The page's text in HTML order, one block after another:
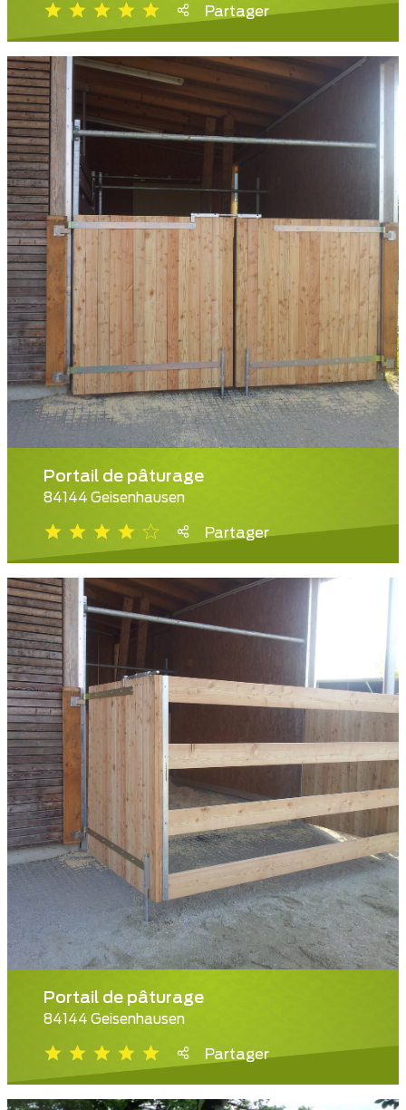
Partager
Portail de pâturage
84144 Geisenhausen
Partager
Portail de pâturage
84144 Geisenhausen
Partager